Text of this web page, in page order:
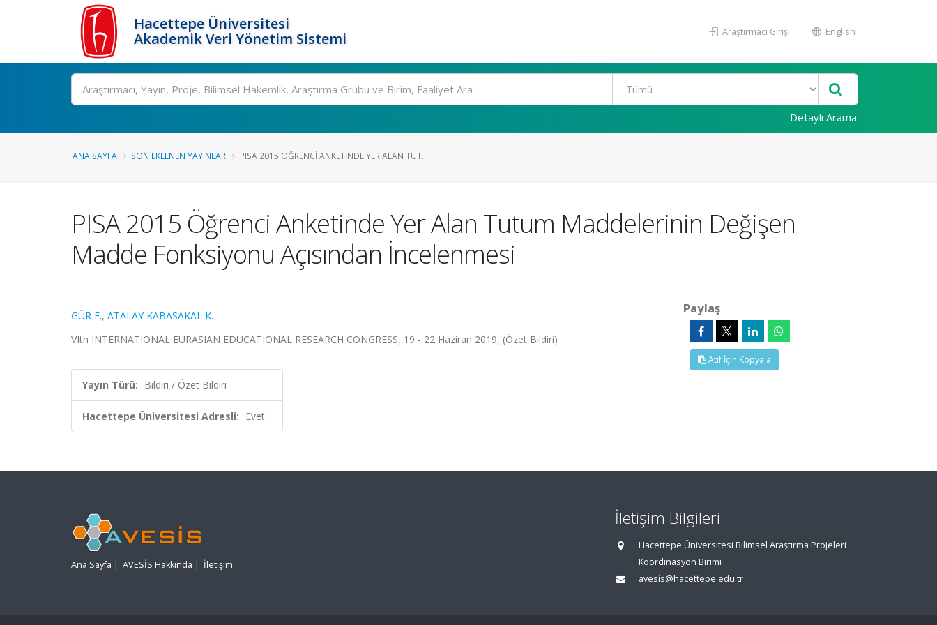
Hacettepe Üniversitesi
Akademik Veri Yönetim Sistemi
Araştırmacı Girişi English
Ara
Detaylı Arama
ANA SAYFA SON EKLENEN YAYINLAR PISA 2015 ÖĞRENCI ANKETINDE YER ALAN TUT...
PISA 2015 Öğrenci Anketinde Yer Alan Tutum Maddelerinin Değişen
Madde Fonksiyonu Açısından İncelenmesi
GÜR E., ATALAY KABASAKAL K.
VIth INTERNATIONAL EURASIAN EDUCATIONAL RESEARCH CONGRESS, 19 - 22 Haziran 2019, (Özet Bildiri)
Yayın Türü: Bildiri / Özet Bildiri
Hacettepe Üniversitesi Adresli: Evet
Paylaş
Atıf İçin Kopyala
Ana Sayfa | AVESİS Hakkında | İletişim
İletişim Bilgileri
Hacettepe Üniversitesi Bilimsel Araştırma Projeleri
Koordinasyon Birimi
avesis@hacettepe.edu.tr